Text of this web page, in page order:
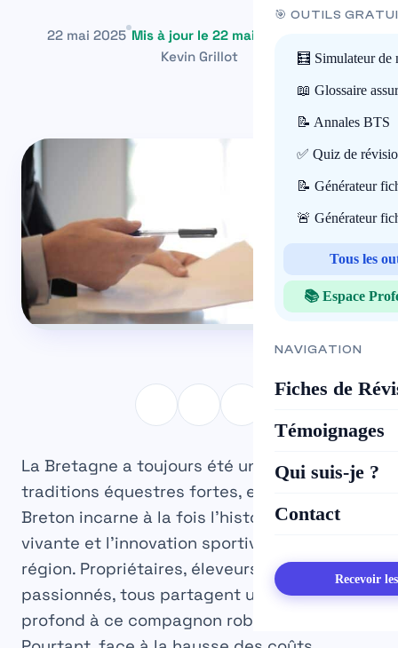
🎯 OUTILS
🧮 Simulateur de
📖 Glossaire
📝 Annales BTS
✅ Quiz de
📝 Générateur
🚨 Générateur
Tous les
📚 Espace
NAVIGATION
Fiches de
Témoignages
Qui suis-je ?
Contact
Recevoir
22 mai 2025 Mis à jour le 22 mai 2026
Kevin Grillot
La Bretagne a toujours été une terre de
traditions équestres fortes, et le cheval
Breton incarne à la fois l’histoire rurale
vivante et l’innovation sportive dans la
région. Propriétaires, éleveurs ou
passionnés, tous partagent un attachement
profond à ce compagnon robuste et loyal.